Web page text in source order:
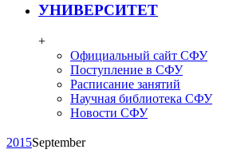
УНИВЕРСИТЕТ
+
Официальный сайт СФУ
Поступление в СФУ
Расписание занятий
Научная библиотека СФУ
Новости СФУ
2015September